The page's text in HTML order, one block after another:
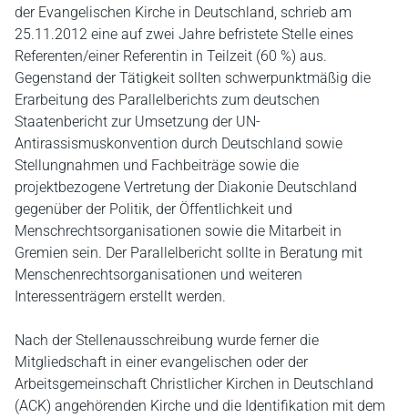
der Evangelischen Kirche in Deutschland, schrieb am
25.11.2012 eine auf zwei Jahre befristete Stelle eines
Referenten/einer Referentin in Teilzeit (60 %) aus.
Gegenstand der Tätigkeit sollten schwerpunktmäßig die
Erarbeitung des Parallelberichts zum deutschen
Staatenbericht zur Umsetzung der UN-
Antirassismuskonvention durch Deutschland sowie
Stellungnahmen und Fachbeiträge sowie die
projektbezogene Vertretung der Diakonie Deutschland
gegenüber der Politik, der Öffentlichkeit und
Menschrechtsorganisationen sowie die Mitarbeit in
Gremien sein. Der Parallelbericht sollte in Beratung mit
Menschenrechtsorganisationen und weiteren
Interessenträgern erstellt werden.
Nach der Stellenausschreibung wurde ferner die
Mitgliedschaft in einer evangelischen oder der
Arbeitsgemeinschaft Christlicher Kirchen in Deutschland
(ACK) angehörenden Kirche und die Identifikation mit dem